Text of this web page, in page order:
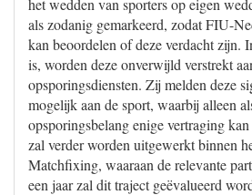
het wedden van sporters op eigen
als zodanig gemarkeerd, zodat FIU-
kan beoordelen of deze verdacht zijn.
is, worden deze onverwijld verstrekt
opsporingsdiensten. Zij melden deze
mogelijk aan de sport, waarbij alleen
opsporingsbelang enige vertraging
zal verder worden uitgewerkt binnen
Matchfixing, waaraan de relevante
een jaar zal dit traject geëvalueerd